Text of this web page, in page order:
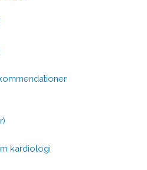
kardiologi